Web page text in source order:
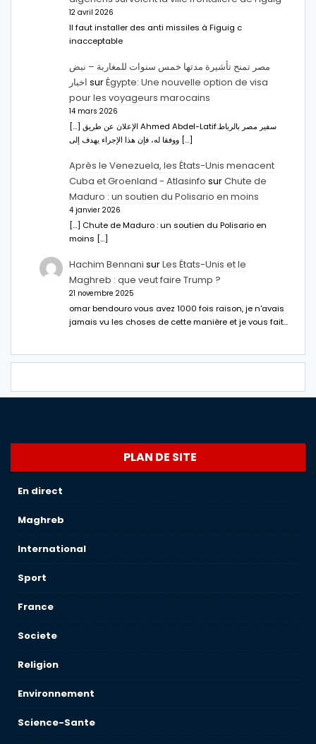
12 avril 2026
Il faut installer des anti missiles à Figuig c
inacceptable
مصر تمنح تأشيرة مدتها خمس سنوات للمغاربة – نبض
اخبار surÉgypte: Une nouvelle option de visa
pour les voyageurs marocains
14 mars 2026
[…] الإعلان عن طريق Ahmed Abdel-Latifسفير مصر بالرباط.
ووفقا له، فإن هذا الإجراء يهدف إلى […]
Après le Venezuela, les États-Unis menacent
Cuba et Groenland - Atlasinfo surChute de
Maduro : un soutien du Polisario en moins
4 janvier 2026
[…] Chute de Maduro : un soutien du Polisario en
moins […]
Hachim Bennani surLes États-Unis et le
Maghreb : que veut faire Trump ?
21 novembre 2025
omar bendouro vous avez 1000 fois raison, je n'avais
jamais vu les choses de cette manière et je vous fait…
PLAN DE SITE
En direct
Maghreb
International
Sport
France
Societe
Religion
Environnement
Science-Sante